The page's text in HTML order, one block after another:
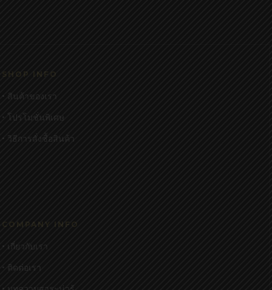
SHOP INFO
• สินค้าของเรา
• โปรโมชั่นพิเศษ
• วิธีการสั่งซื้อสินค้า
COMPANY INFO
• เกี่ยวกับเรา
• ติดต่อเรา